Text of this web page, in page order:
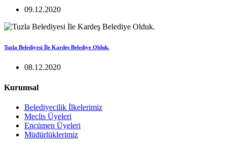
09.12.2020
Tuzla Belediyesi İle Kardeş Belediye Olduk.
08.12.2020
Kurumsal
Belediyecilik İlkelerimiz
Meclis Üyeleri
Encümen Üyeleri
Müdürlüklerimiz